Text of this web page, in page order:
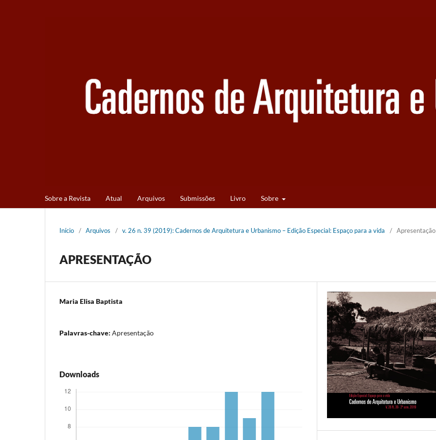
Sobre a Revista Atual Arquivos Submissões Livro Sobre
Início / Arquivos / v. 26 n. 39 (2019): Cadernos de Arquitetura e Urbanismo – Edição Especial: Espaço para a vida / Apresentação
APRESENTAÇÃO
Maria Elisa Baptista
Palavras-chave: Apresentação
Downloads